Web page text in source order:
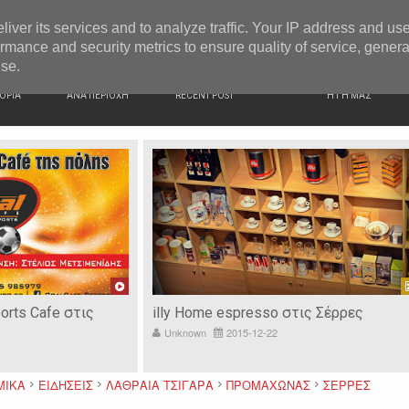
ΑΝΑ ΠΕΡΙΟΧΗ RECENT POST Η ΓΗ ΜΑΣ
Cafe στις
illy Home espresso στις Σέρρες
Unknown 2015-12-22
ΕΙΔΗΣΕΙΣ ΛΑΘΡΑΙΑ ΤΣΙΓΑΡΑ ΠΡΟΜΑΧΩΝΑΣ ΣΕΡΡΕΣ
its services and to analyze traffic. Your IP address and
and security metrics to ensure quality of service,